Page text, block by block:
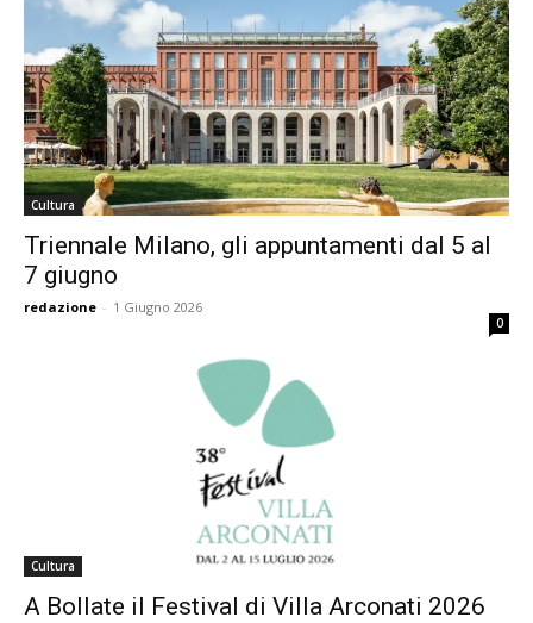
Cultura
Triennale Milano, gli appuntamenti dal 5 al
7 giugno
redazione - 1 Giugno 2026
0
Cultura
A Bollate il Festival di Villa Arconati 2026